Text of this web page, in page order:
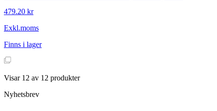
479.20 kr
Exkl.moms
Finns i lager
Visar12 av 12 produkter
Nyhetsbrev